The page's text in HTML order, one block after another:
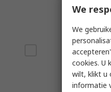
We
We
cookies. U
wilt, klikt u
informatie